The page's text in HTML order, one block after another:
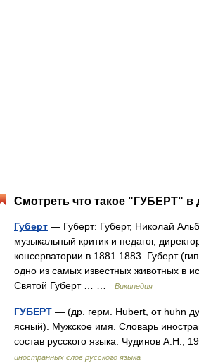
Смотреть что такое "ГУБЕРТ" в
Губерт — Губерт: Губерт, Николай
музыкальный критик и педагог,
консерватории в 1881 1883. Губерт
одно из самых известных животных в
Святой Губерт … …
Википедия
ГУБЕРТ — (др. герм. Hubert, от huhn
ясный). Мужское имя. Словарь
состав русского языка. Чудинов А.Н.,
иностранных слов русского языка